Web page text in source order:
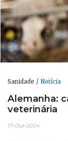
Sanidade Notícia
Alemanha:
veterinária
17-Out-2024